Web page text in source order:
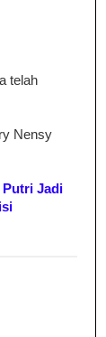
telah
Nensy
Putri Jadi